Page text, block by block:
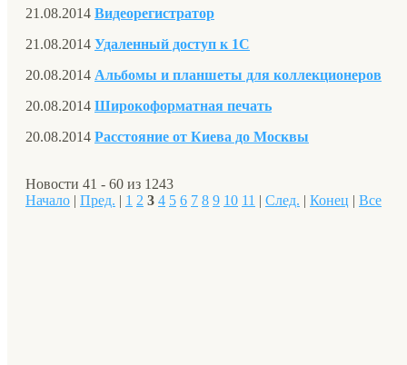
21.08.2014 Видеорегистратор
21.08.2014 Удаленный доступ к 1С
20.08.2014 Альбомы и планшеты для коллекционеров
20.08.2014 Широкоформатная печать
20.08.2014 Расстояние от Киева до Москвы
Новости 41 - 60 из 1243
Начало | Пред. | 1 2 3 4 5 6 7 8 9 10 11 | След. | Конец | Все